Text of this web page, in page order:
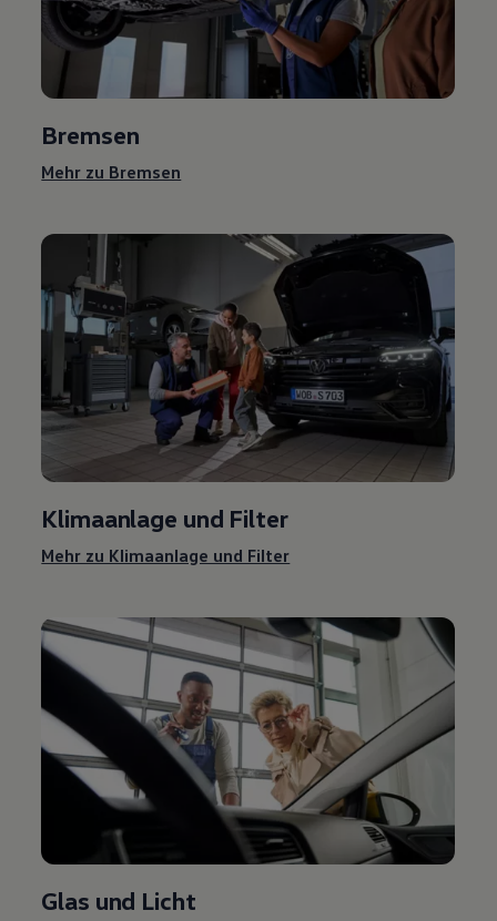
Bremsen
Mehr zu Bremsen
Klimaanlage und Filter
Mehr zu Klimaanlage und Filter
Glas und Licht